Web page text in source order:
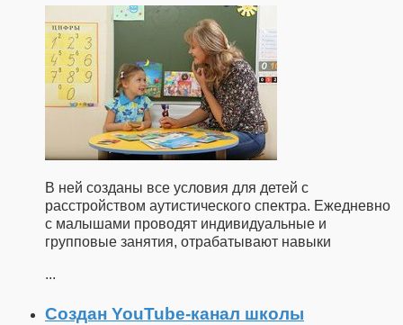
В ней созданы все условия для детей с
расстройством аутистического спектра. Ежедневно
с малышами проводят индивидуальные и
групповые занятия, отрабатывают навыки
...
Создан YouTube-канал школы